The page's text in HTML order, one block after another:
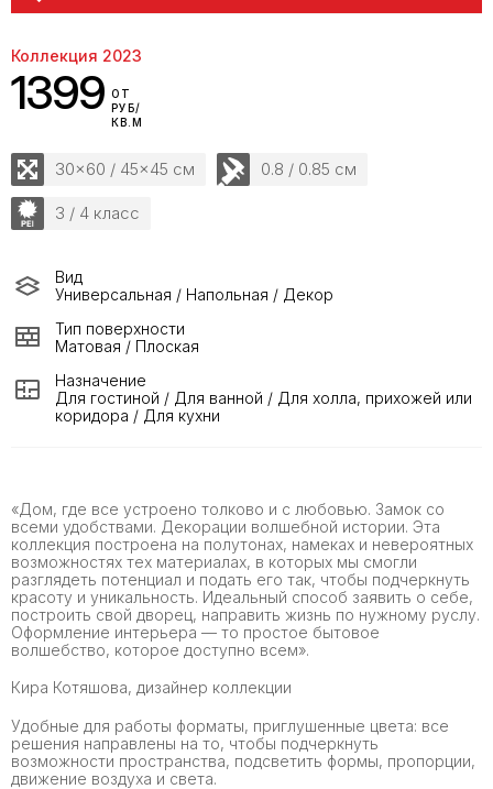
«Дом, где все устроено толково и с любовью. Замок со
всеми удобствами. Декорации волшебной истории. Эта
коллекция построена на полутонах, намеках и невероятных
возможностях тех материалах, в которых мы смогли
разглядеть потенциал и подать его так, чтобы подчеркнуть
красоту и уникальность. Идеальный способ заявить о себе,
построить свой дворец, направить жизнь по нужному руслу.
Оформление интерьера — то простое бытовое
волшебство, которое доступно всем».
Кира Котяшова, дизайнер коллекции
Удобные для работы форматы, приглушенные цвета: все
решения направлены на то, чтобы подчеркнуть
возможности пространства, подсветить формы, пропорции,
движение воздуха и света.
Коллекция 2023
1399 ОТ
РУБ/
КВ.М
30x60 / 45x45 см 0.8 / 0.85 см
3 / 4 класс
Вид
Универсальная / Напольная / Декор
Тип поверхности
Матовая / Плоская
Назначение
Для гостиной / Для ванной / Для холла, прихожей или
коридора / Для кухни